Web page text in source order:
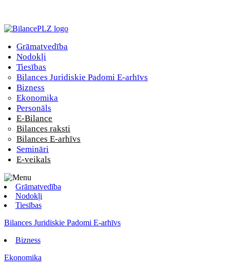
Grāmatvedība
Nodokļi
Tiesības
Bilances Juridiskie Padomi E-arhīvs
Bizness
Ekonomika
Personāls
E-Bilance
Bilances raksti
Bilances E-arhīvs
Semināri
E-veikals
Grāmatvedība
Nodokļi
Tiesības
Bilances Juridiskie Padomi E-arhīvs
Bizness
Ekonomika